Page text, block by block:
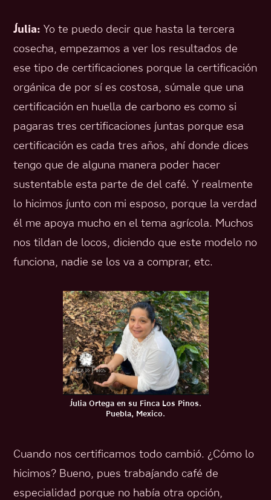
Julia:Yo te puedo decir que hasta la tercera
cosecha, empezamos a ver los resultados de
ese tipo de certificaciones porque la certificación
orgánica de por sí es costosa, súmale que una
certificación en huella de carbono es como si
pagaras tres certificaciones juntas porque esa
certificación es cada tres años, ahí donde dices
tengo que de alguna manera poder hacer
sustentable esta parte de del café. Y realmente
lo hicimos junto con mi esposo, porque la verdad
él me apoya mucho en el tema agrícola. Muchos
nos tildan de locos, diciendo que este modelo no
funciona, nadie se los va a comprar, etc.
Julia Ortega en su Finca Los Pinos.
Puebla, Mexico.
Cuando nos certificamos todo cambió. ¿Cómo lo
hicimos? Bueno, pues trabajando café de
especialidad porque no había otra opción,